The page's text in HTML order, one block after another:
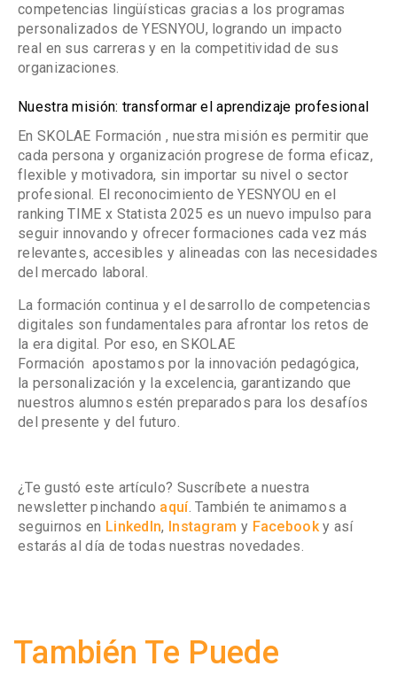
competencias lingüísticas gracias a los programas
personalizados de YESNYOU, logrando un impacto
real en sus carreras y en la competitividad de sus
organizaciones.
Nuestra misión: transformar el aprendizaje profesional
En SKOLAE Formación , nuestra misión es permitir que
cada persona y organización progrese de forma eficaz,
flexible y motivadora, sin importar su nivel o sector
profesional. El reconocimiento deYESNYOU en el
rankingTIME x Statista 2025 es un nuevo impulso para
seguir innovando y ofrecerformaciones cada vez más
relevantes, accesibles y alineadas con las necesidades
del mercado laboral .
La formación continua y eldesarrollo de competencias
digitales son fundamentales para afrontar los retos de
la era digital. Por eso, enSKOLAE
Formación apostamos por la innovación pedagógica,
la personalización y laexcelencia, garantizando que
nuestros alumnos estén preparados para los desafíos
delpresente y del futuro.
¿Te gustó este artículo? Suscríbete a nuestra
newsletter pinchando aquí. También te animamos a
seguirnos en LinkedIn, Instagram y Facebooky así
estarás al día de todas nuestras novedades.
También Te Puede